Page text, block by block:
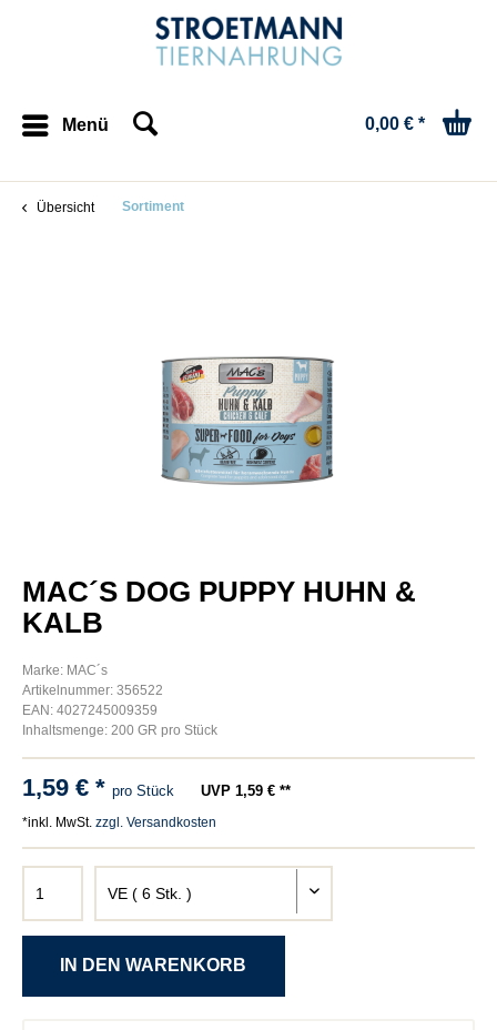
Menü 0,00 € *
Übersicht Sortiment
MAC´S DOG PUPPY HUHN &
KALB
Marke: MAC´s
Artikelnummer: 356522
EAN: 4027245009359
Inhaltsmenge: 200 GR pro Stück
1,59 € * pro Stück UVP 1,59 € **
*inkl. MwSt. zzgl. Versandkosten